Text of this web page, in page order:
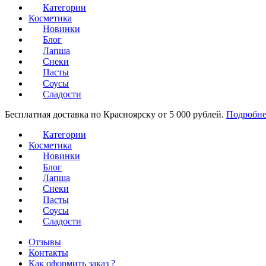
Категории
Косметика
Новинки
Блог
Лапша
Снеки
Пасты
Соусы
Сладости
Бесплатная доставка по Красноярску от 5 000 рублей.
Категории
Косметика
Новинки
Блог
Лапша
Снеки
Пасты
Соусы
Сладости
Отзывы
Контакты
Как оформить заказ ?